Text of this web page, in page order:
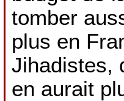
tomber
plus en
Jihadistes,
en aurait